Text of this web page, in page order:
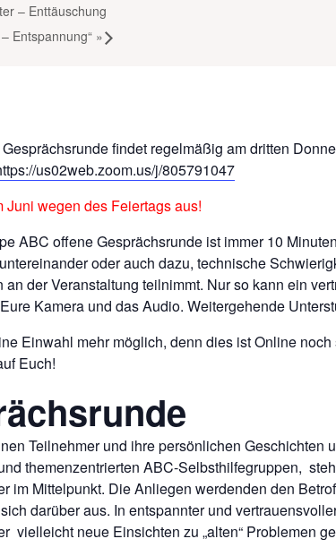
– Enttäuschung
Entspannung“ »
findet regelmäßig am dritten
us02web.zoom.us/j/805791047
wegen des Feiertags aus!
ABC offene Gesprächsrunde ist immer 10
oder auch dazu, technische
der Veranstaltung teilnimmt. Nur so kann ein
Kamera und das Audio. Weitergehende
Einwahl mehr möglich, denn dies ist Online
Euch!
Teilnehmer und ihre persönlichen
themenzentrierten ABC-Selbsthilfegruppen,
im Mittelpunkt. Die Anliegen werdenden den
darüber aus. In entspannter und
vielleicht neue Einsichten zu „alten“ Problemen